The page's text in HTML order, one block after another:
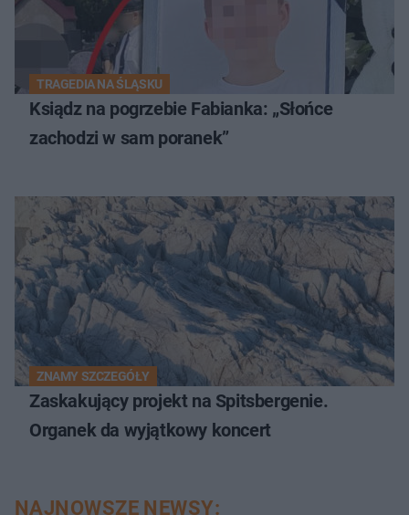
TRAGEDIA NA ŚLĄSKU
Ksiądz na pogrzebie Fabianka: „Słońce
zachodzi w sam poranek”
ZNAMY SZCZEGÓŁY
Zaskakujący projekt na Spitsbergenie.
Organek da wyjątkowy koncert
NAJNOWSZE NEWSY: